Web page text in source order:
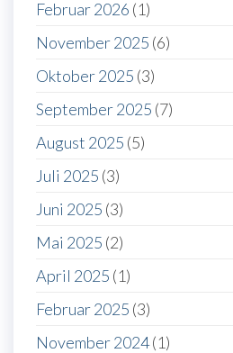
Februar 2026 (1)
November 2025 (6)
Oktober 2025 (3)
September 2025 (7)
August 2025 (5)
Juli 2025 (3)
Juni 2025 (3)
Mai 2025 (2)
April 2025 (1)
Februar 2025 (3)
November 2024(1)